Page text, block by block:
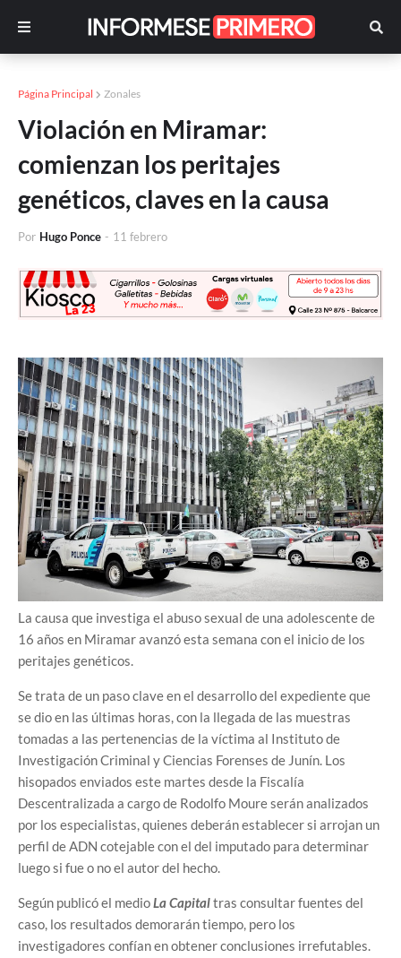
Página Principal Zonales
Violación en Miramar:
comienzan los peritajes
genéticos, claves en la causa
Por Hugo Ponce - 11 febrero
La causa que investiga el abuso sexual de una adolescente de
16 años en Miramar avanzó esta semana con el inicio de los
peritajes genéticos.
Se trata de un paso clave en el desarrollo del expediente que
se dio en las últimas horas, con la llegada de las muestras
tomadas a las pertenencias de la víctima al Instituto de
Investigación Criminal y Ciencias Forenses de Junín. Los
hisopados enviados este martes desde la Fiscalía
Descentralizada a cargo de Rodolfo Moure serán analizados
por los especialistas, quienes deberán establecer si arrojan un
perfil de ADN cotejable con el del imputado para determinar
luego si fue o no el autor del hecho.
Según publicó el medioLa Capitaltras consultar fuentes del
caso, los resultados demorarán tiempo, pero los
investigadores confían en obtener conclusiones irrefutables.